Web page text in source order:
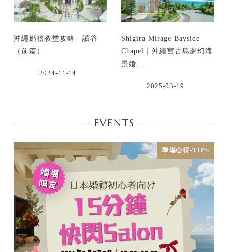
沖繩婚禮教堂攻略—讀谷
（前篇）
2024-11-14
Shigira Mirage Bayside
Chapel｜沖繩宮古島夢幻海
景婚…
2025-03-19
EVENTS
準備心得-TIPS